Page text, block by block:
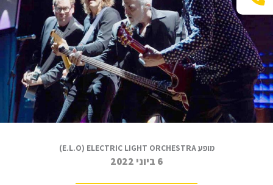
מופע E.L.O) ELECTRIC LIGHT ORCHESTRA)
6 ביוני 2022